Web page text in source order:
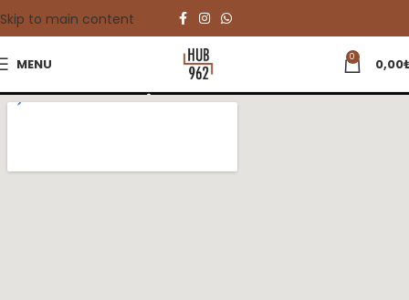
Skip to main content
MENU 0 0,00
İletişim